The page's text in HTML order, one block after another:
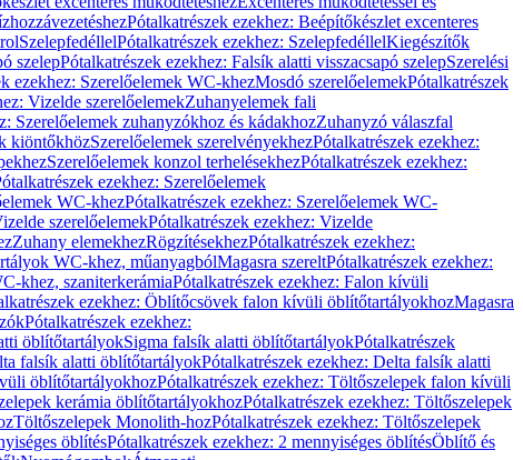
Pótalkatrészek ezekhez: Beépítőkészlet excenteres
SzelepfedéllelPótalkatrészek ezekhez: SzelepfedéllelKiegészítők
szelepPótalkatrészek ezekhez: Falsík alatti visszacsapó szelepSzerelési
ezekhez: Szerelőelemek WC-khezMosdó szerelőelemekPótalkatrészek
Vizelde szerelőelemekZuhanyelemek fali
Szerelőelemek zuhanyzókhoz és kádakhozZuhanyzó válaszfal
kiöntőkhözSzerelőelemek szerelvényekhezPótalkatrészek ezekhez:
Szerelőelemek konzol terhelésekhezPótalkatrészek ezekhez:
ezekhez: Szerelőelemek
WC-khezPótalkatrészek ezekhez: Szerelőelemek WC-
szerelőelemekPótalkatrészek ezekhez: Vizelde
Zuhany elemekhezRögzítésekhezPótalkatrészek ezekhez:
WC-khez, műanyagbólMagasra szereltPótalkatrészek ezekhez:
khez, szaniterkerámiaPótalkatrészek ezekhez: Falon kívüli
ezekhez: Öblítőcsövek falon kívüli öblítőtartályokhozMagasra
Pótalkatrészek ezekhez:
öblítőtartályokSigma falsík alatti öblítőtartályokPótalkatrészek
falsík alatti öblítőtartályokPótalkatrészek ezekhez: Delta falsík alatti
öblítőtartályokhozPótalkatrészek ezekhez: Töltőszelepek falon kívüli
kerámia öblítőtartályokhozPótalkatrészek ezekhez: Töltőszelepek
Töltőszelepek Monolith-hozPótalkatrészek ezekhez: Töltőszelepek
öblítésPótalkatrészek ezekhez: 2 mennyiséges öblítésÖblítő és